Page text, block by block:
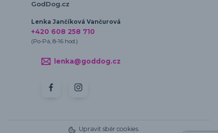
GodDog.cz
Lenka Jančíková Vančurová
+420 608 258 710
(Po-Pá, 8-16 hod.)
lenka@goddog.cz
Upravit sběr cookies.